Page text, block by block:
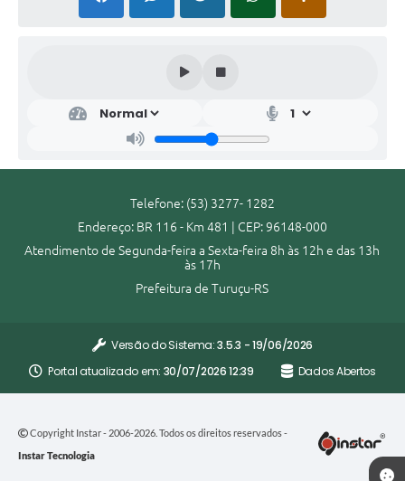
Telefone: (53) 3277- 1282
Endereço: BR 116 - Km 481 | CEP: 96148-000
Atendimento de Segunda-feira a Sexta-feira 8h às 12h e das 13h
às 17h
Prefeitura de Turuçu-RS
Versão do Sistema:3.5.3 - 19/06/2026
Portal atualizado em: 30/07/2026 12:39 Dados Abertos
Copyright Instar - 2006-2026. Todos os direitos reservados -
Instar Tecnologia